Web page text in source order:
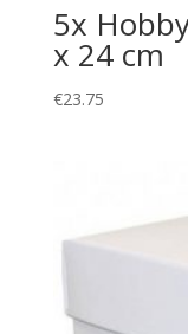
5x
x 24 cm
€23.75